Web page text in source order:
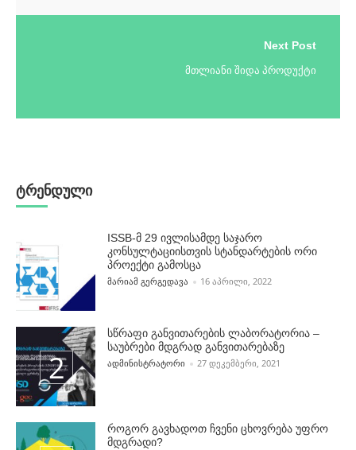
Next Post
მთლიანი შიდა პროდუქტი
ტრენდული
ISSB-მ 29 ივლისამდე საჯარო
კონსულტაციისთვის სტანდარტების ორი
პროექტი გამოსცა
POSTED BY
ᲛᲐᲠᲘᲐᲛ ᲒᲔᲠᲒᲔᲓᲐᲕᲐ 16 ᲐᲞᲠᲘᲚᲘ, 2022
სწრაფი განვითარების ლაბორატორია –
საუბრები მდგრად განვითარებაზე
POSTED BY
ᲐᲓᲛᲘᲜᲘᲡᲢᲠᲐᲢᲝᲠᲘ 27 ᲓᲔᲙᲔᲛᲑᲔᲠᲘ, 2021
როგორ გავხადოთ ჩვენი ცხოვრება უფრო
მდგრადი?